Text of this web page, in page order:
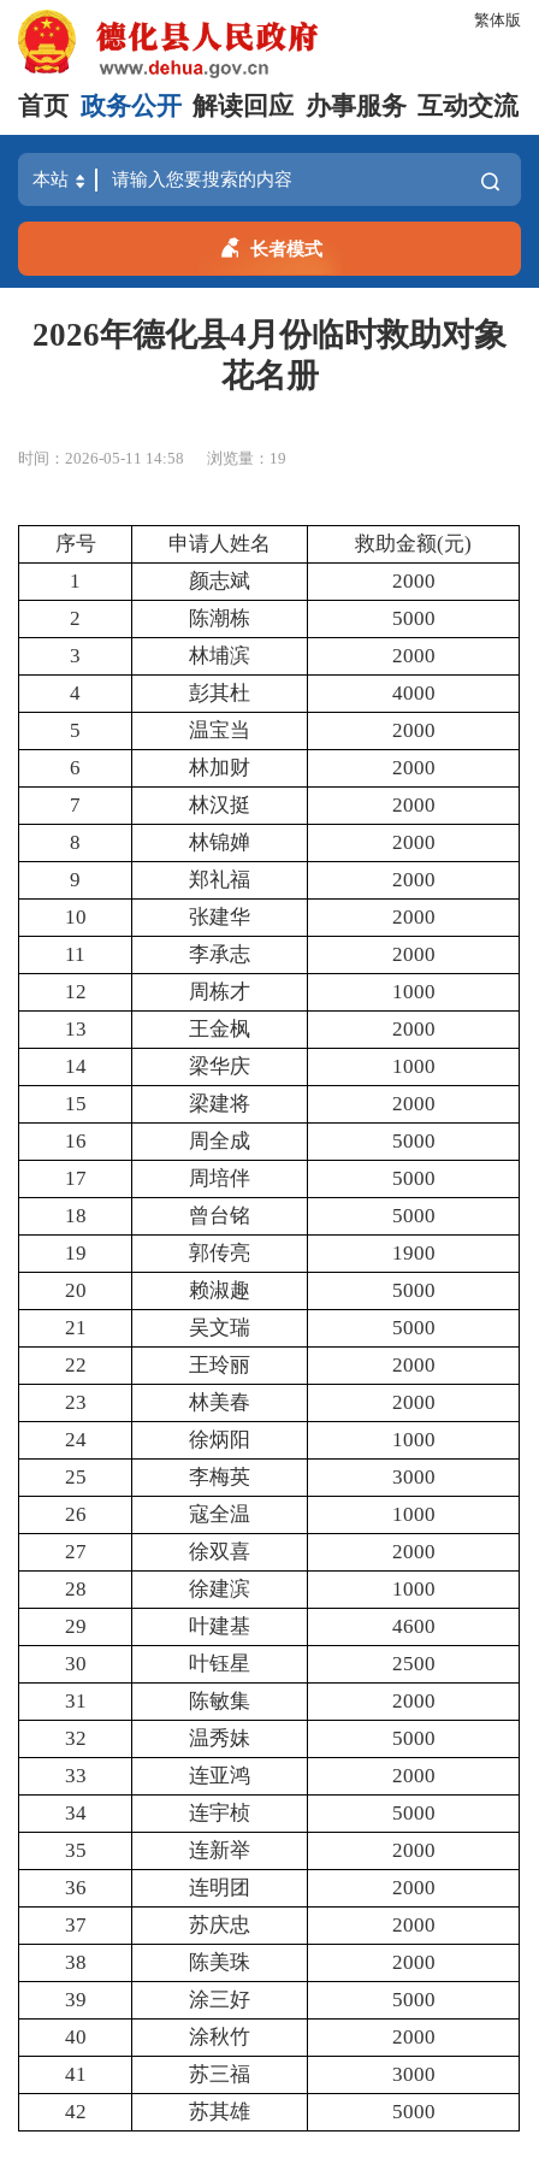
繁体版
首页 政务公开 解读回应 办事服务 互动交流
长者模式
2026年德化县4月份临时救助对象
花名册
时间：2026-05-11 14:58 浏览量： 19
序号 申请人姓名
救助金额(元)
1
颜志斌
2000
2
陈潮栋
5000
3
林埔滨
2000
4
彭其杜
4000
5
温宝当
2000
6
林加财
2000
7
林汉挺
2000
8
林锦婵
2000
9
郑礼福
2000
10
张建华
2000
11
李承志
2000
12
周栋才
1000
13
王金枫
2000
14
梁华庆
1000
15
梁建将
2000
16
周全成
5000
17
周培伴
5000
18
曾台铭
5000
19
郭传亮
1900
20
赖淑趣
5000
21
吴文瑞
5000
22
王玲丽
2000
23
林美春
2000
24
徐炳阳
1000
25
李梅英
3000
26
寇全温
1000
27
徐双喜
2000
28
徐建滨
1000
29
叶建基
4600
30
叶钰星
2500
31
陈敏集
2000
32
温秀妹
5000
33
连亚鸿
2000
34
连宇桢
5000
35
连新举
2000
36
连明团
2000
37
苏庆忠
2000
38
陈美珠
2000
39
涂三好
5000
40
涂秋竹
2000
41
苏三福
3000
42
苏其雄 5000